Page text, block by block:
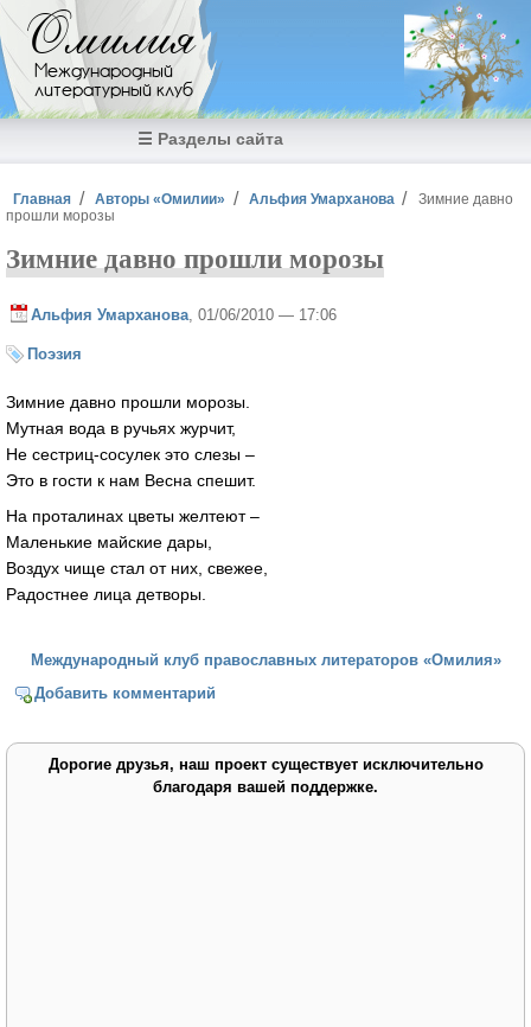
Перейти к основному содержанию
Омилия
Международный
литературный клуб
☰ Разделы сайта
Вы здесь
Главная Авторы «Омилии» Альфия Умарханова
Зимние давно
прошли морозы
Зимние давно прошли морозы
Альфия Умарханова , 01/06/2010 — 17:06
Поэзия
Зимние давно прошли морозы.
Мутная вода в ручьях журчит,
Не сестриц-сосулек это слезы –
Это в гости к нам Весна спешит.
На проталинах цветы желтеют –
Маленькие майские дары,
Воздух чище стал от них, свежее,
Радостнее лица детворы.
Международный клуб православных литераторов «Омилия»
Добавить комментарий
Дорогие друзья, наш проект существует исключительно
благодаря вашей поддержке.